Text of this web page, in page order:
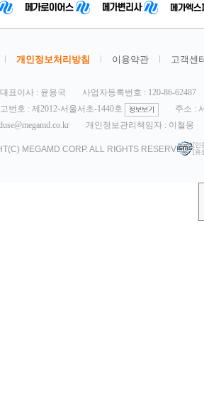
개인정보처리방침 이용약관 고객센
표이사 : 윤용국
사업자등록번호 : 120-86-62487
번호 : 제2012-서울서초-1440호
주소 :
개인정보관리책임자 : 이철웅
MEGAMD CORP. ALL RIGHTS RESERVED. [인
[유